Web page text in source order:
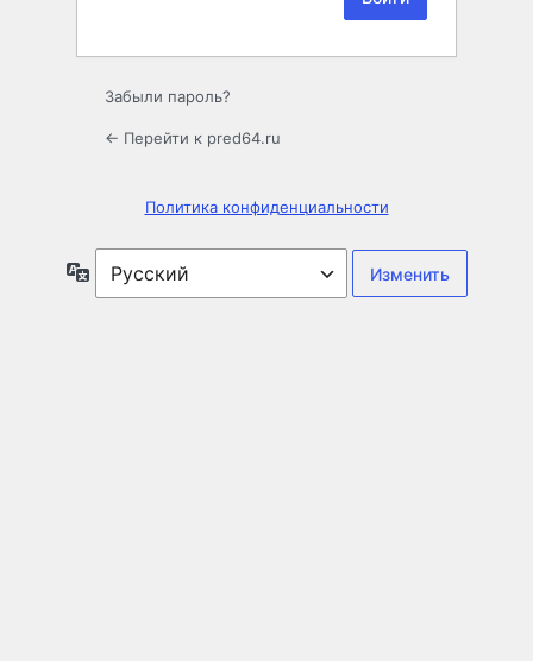
Забыли пароль?
← Перейти к pred64.ru
Политика конфиденциальности
Язык